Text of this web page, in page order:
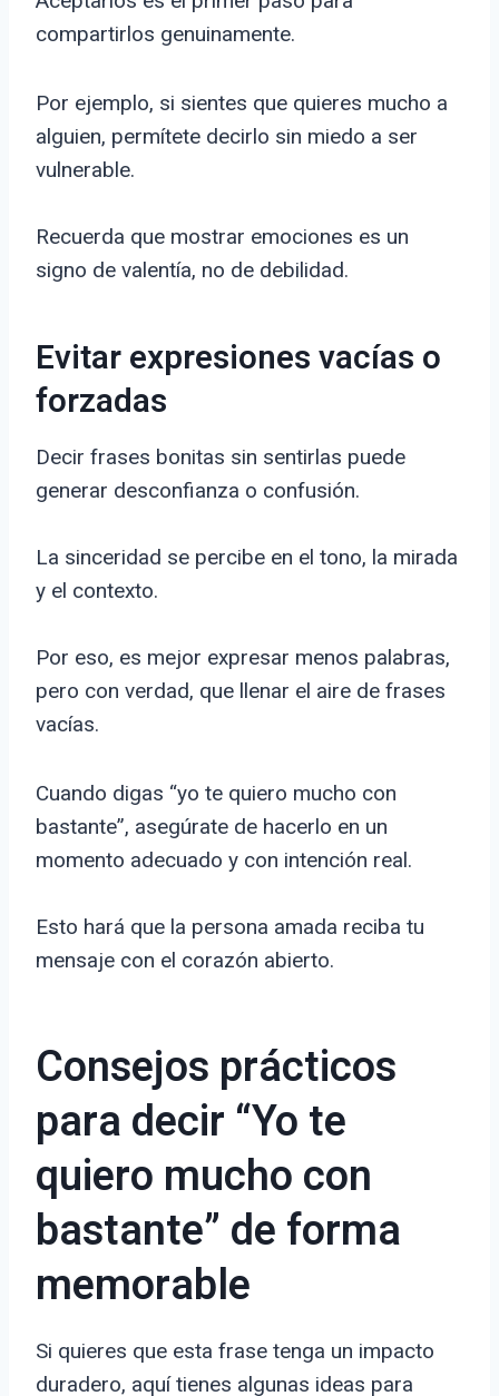
compartirlos genuinamente.
Por ejemplo, si sientes que quieres mucho a
alguien, permítete decirlo sin miedo a ser
vulnerable.
Recuerda que mostrar emociones es un
signo de valentía, no de debilidad.
Evitar expresiones vacías o
forzadas
Decir frases bonitas sin sentirlas puede
generar desconfianza o confusión.
La sinceridad se percibe en el tono, la mirada
y el contexto.
Por eso, es mejor expresar menos palabras,
pero con verdad, que llenar el aire de frases
vacías.
Cuando digas “yo te quiero mucho con
bastante”, asegúrate de hacerlo en un
momento adecuado y con intención real.
Esto hará que la persona amada reciba tu
mensaje con el corazón abierto.
Consejos prácticos
para decir “Yo te
quiero mucho con
bastante” de forma
memorable
Si quieres que esta frase tenga un impacto
duradero, aquí tienes algunas ideas para